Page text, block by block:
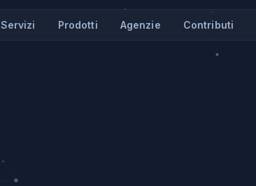
Servizi Prodotti Agenzie Contributi